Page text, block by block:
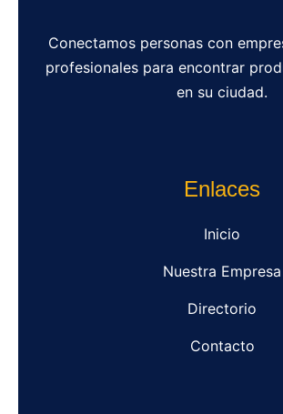
Conectamos personas con
profesionales para encontrar
en su ciudad.
Enlaces
Inicio
Nuestra Empresa
Directorio
Contacto